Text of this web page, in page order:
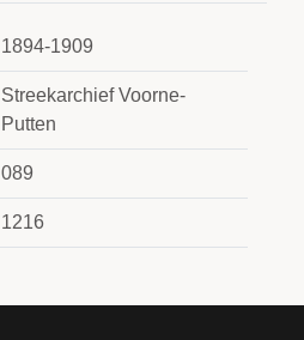
1894-1909
Streekarchief Voorne-
Putten
089
1216